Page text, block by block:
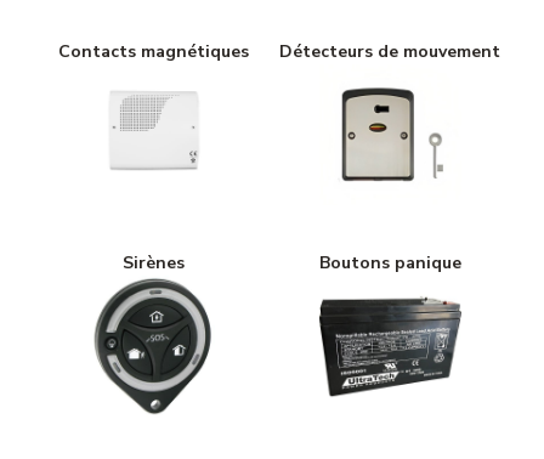
Contacts magnétiques Détecteurs de mouvement
Sirènes Boutons panique